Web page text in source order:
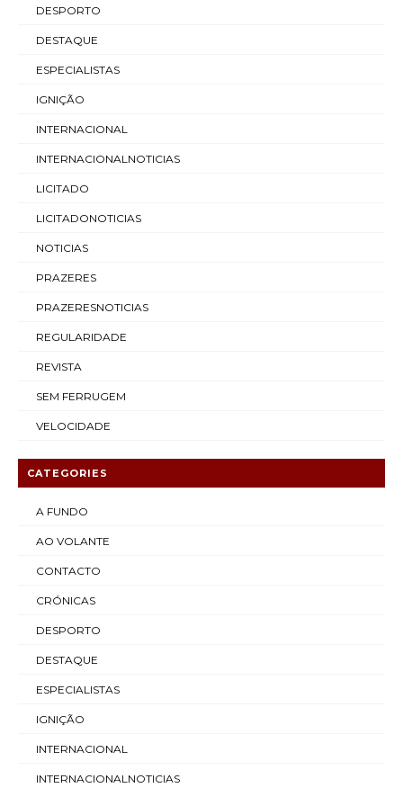
DESPORTO
DESTAQUE
ESPECIALISTAS
IGNIÇÃO
INTERNACIONAL
INTERNACIONALNOTICIAS
LICITADO
LICITADONOTICIAS
NOTICIAS
PRAZERES
PRAZERESNOTICIAS
REGULARIDADE
REVISTA
SEM FERRUGEM
VELOCIDADE
CATEGORIES
A FUNDO
AO VOLANTE
CONTACTO
CRÓNICAS
DESPORTO
DESTAQUE
ESPECIALISTAS
IGNIÇÃO
INTERNACIONAL
INTERNACIONALNOTICIAS